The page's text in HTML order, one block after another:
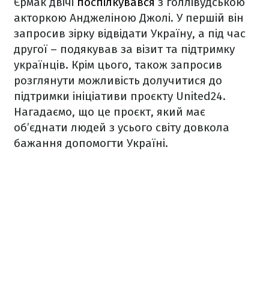
акторкою Анджеліною Джолі. У першій він
запросив зірку відвідати Україну, а під час
другої – подякував за візит та підтримку
українців. Крім цього, також запросив
розглянути можливість долучитися до
підтримки ініціативи проєкту United24.
Нагадаємо, що це проєкт, який має
об’єднати людей з усього світу довкола
бажання допомогти Україні.